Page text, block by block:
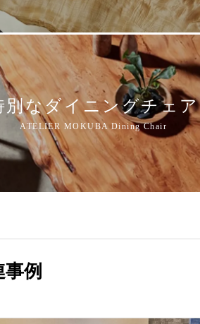
別なダイニングチェア
事例